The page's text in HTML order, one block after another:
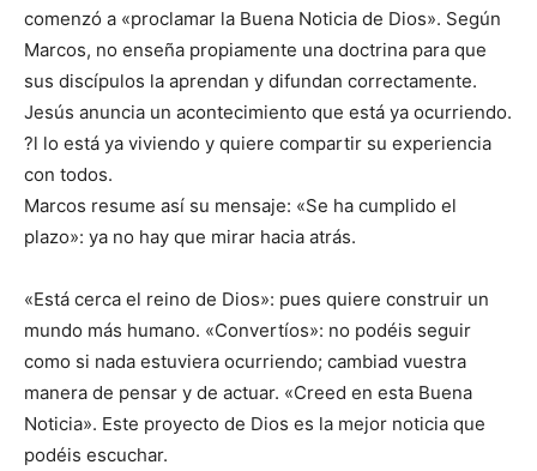
comenzó a «proclamar la Buena Noticia de Dios». Según
Marcos, no enseña propiamente una doctrina para que
sus discípulos la aprendan y difundan correctamente.
Jesús anuncia un acontecimiento que está ya ocurriendo.
?l lo está ya viviendo y quiere compartir su experiencia
con todos.
Marcos resume así su mensaje: «Se ha cumplido el
plazo»: ya no hay que mirar hacia atrás.
«Está cerca el reino de Dios»: pues quiere construir un
mundo más humano. «Convertíos»: no podéis seguir
como si nada estuviera ocurriendo; cambiad vuestra
manera de pensar y de actuar. «Creed en esta Buena
Noticia». Este proyecto de Dios es la mejor noticia que
podéis escuchar.